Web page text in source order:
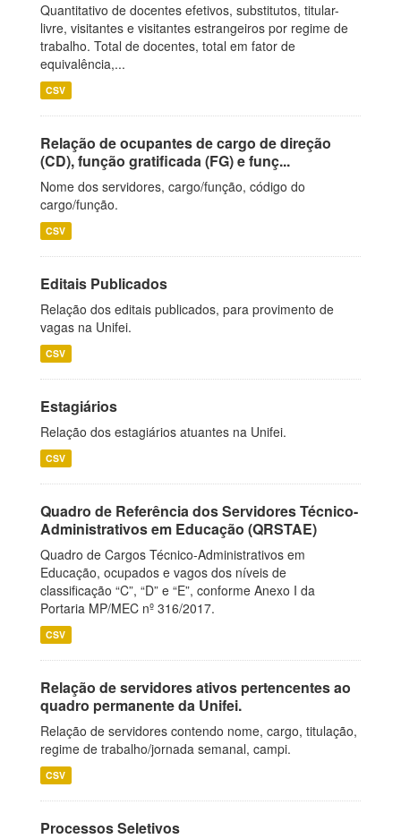
Quantitativo de docentes efetivos, substitutos, titular-
livre, visitantes e visitantes estrangeiros por regime de
trabalho. Total de docentes, total em fator de
equivalência,...
CSV
Relação de ocupantes de cargo de direção
(CD), função gratificada (FG) e funç...
Nome dos servidores, cargo/função, código do
cargo/função.
CSV
Editais Publicados
Relação dos editais publicados, para provimento de
vagas na Unifei.
CSV
Estagiários
Relação dos estagiários atuantes na Unifei.
CSV
Quadro de Referência dos Servidores Técnico-
Administrativos em Educação (QRSTAE)
Quadro de Cargos Técnico-Administrativos em
Educação, ocupados e vagos dos níveis de
classificação “C”, “D” e “E”, conforme Anexo I da
Portaria MP/MEC nº 316/2017.
CSV
Relação de servidores ativos pertencentes ao
quadro permanente da Unifei.
Relação de servidores contendo nome, cargo, titulação,
regime de trabalho/jornada semanal, campi.
CSV
Processos Seletivos